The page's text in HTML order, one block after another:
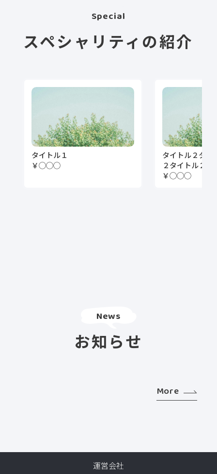
Special
スペシャリティの紹介
タイトル１
￥◯◯◯
タイトル２タイ
２タイトル２
￥◯◯◯
News
お知らせ
More
運営会社